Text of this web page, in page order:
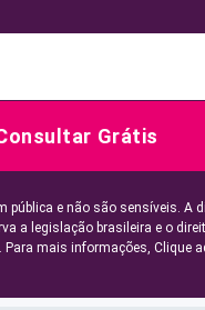
Grátis
pública e não são sensíveis. A
a legislação brasileira e o
Para mais informações, Clique